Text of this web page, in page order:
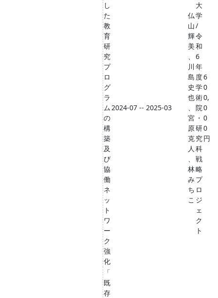
し
た
教
育
研
究
プ
ロ
グ
ラ
ム
の
構
築
及
び
協
働
ネ
ッ
ト
ワ
ー
ク
強
化
2024-07 -- 2025-03
仏
山
輝
美
、
川
島
史
也
、
宮
原
克
人
、
林
み
ち
こ
大
学
/
令
和
6
年
度
学
術
院
・
研
究
科
戦
略
プ
ロ
ジ
ェ
ク
ト
6
0
0,
0
0
0
円
「
既
存